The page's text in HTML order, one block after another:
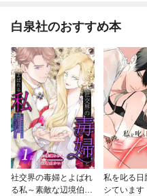
白泉社のおすすめ本
社交界の毒婦とよばれ
る私～素敵な辺境伯令
私を叱る日
シています